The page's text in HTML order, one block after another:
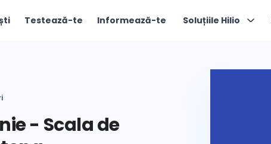
Testează-te Informează-te Soluțiile Hilio
- Scala de